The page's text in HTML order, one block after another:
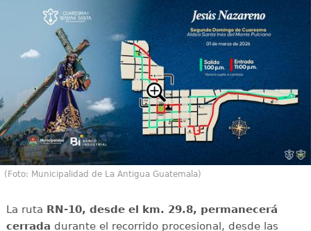
(Foto: Municipalidad de La Antigua Guatemala)
La ruta RN-10, desde el km. 29.8, permanecerá
cerrada durante el recorrido procesional, desde las